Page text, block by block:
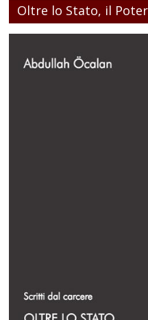
Oltre lo Stato, il